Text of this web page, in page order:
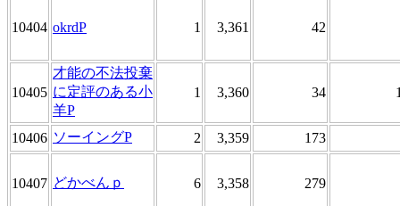
10404 okrdP 1 3,361 42
10405
才能の不法投棄
に定評のある小
羊P
1 3,360 34
10406 ソーイングP 2 3,359 173
10407 どかべんｐ 6 3,358 279